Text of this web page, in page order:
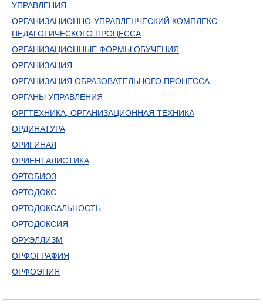
УПРАВЛЕНИЯ
ОРГАНИЗАЦИОННО-УПРАВЛЕНЧЕСКИЙ КОМПЛЕКС
ПЕДАГОГИЧЕСКОГО ПРОЦЕССА
ОРГАНИЗАЦИОННЫЕ ФОРМЫ ОБУЧЕНИЯ
ОРГАНИЗАЦИЯ
ОРГАНИЗАЦИЯ ОБРАЗОВАТЕЛЬНОГО ПРОЦЕССА
ОРГАНЫ УПРАВЛЕНИЯ
ОРГТЕХНИКА, ОРГАНИЗАЦИОННАЯ ТЕХНИКА
ОРДИНАТУРА
ОРИГИНАЛ
ОРИЕНТАЛИСТИКА
ОРТОБИОЗ
ОРТОДОКС
ОРТОДОКСАЛЬНОСТЬ
ОРТОДОКСИЯ
ОРУЭЛЛИЗМ
ОРФОГРАФИЯ
ОРФОЭПИЯ